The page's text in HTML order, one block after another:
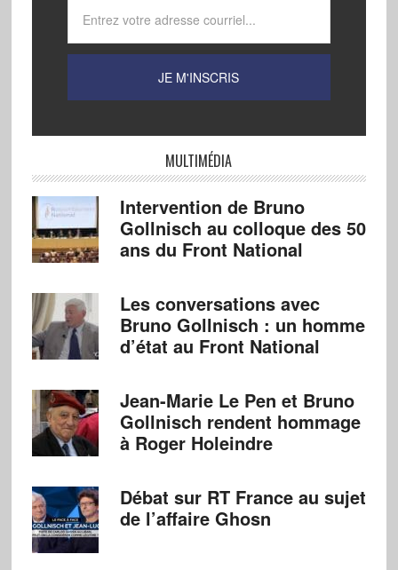
MULTIMÉDIA
Intervention de Bruno
Gollnisch au colloque des 50
ans du Front National
Les conversations avec
Bruno Gollnisch : un homme
d’état au Front National
Jean-Marie Le Pen et Bruno
Gollnisch rendent hommage
à Roger Holeindre
Débat sur RT France au sujet
de l’affaire Ghosn